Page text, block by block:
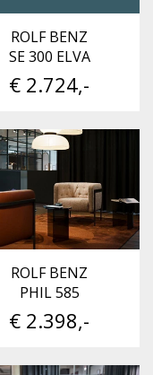
ROLF BENZ
SE 300 ELVA
€ 2.724,-
ROLF BENZ
PHIL 585
€ 2.398,-